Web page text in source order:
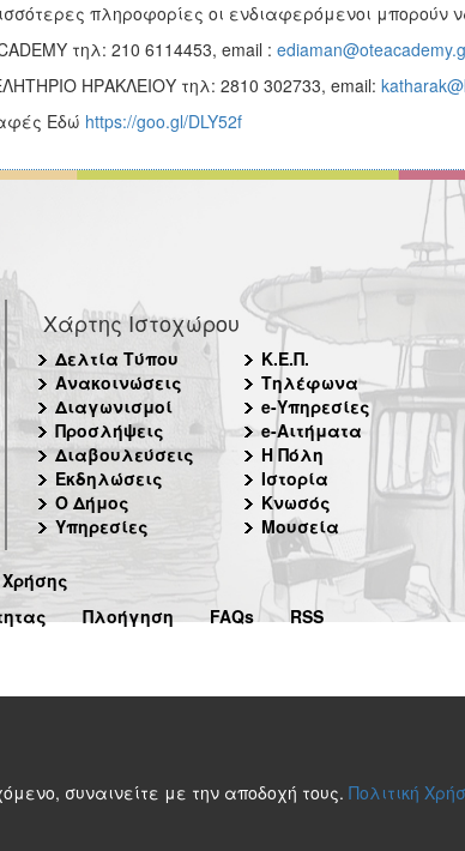
πληροφορίες οι ενδιαφερόμενοι μπορούν
τηλ: 210 6114453, email :
ΗΡΑΚΛΕΙΟΥ τηλ: 2810 302733, email:
Εδώ https://goo.gl/DLY52f
Χάρτης Ιστοχώρου
Δελτία Τύπου
Ανακοινώσεις
Διαγωνισμοί
Προσλήψεις
Διαβουλεύσεις
Εκδηλώσεις
Ο Δήμος
Υπηρεσίες
Κ.Ε.Π.
Τηλέφωνα
e-Υπηρεσίες
e-Αιτήματα
Η Πόλη
Ιστορία
Κνωσός
Μουσεία
Πλοήγηση FAQs RSS
συναινείτε με την αποδοχή τους. Πολιτική